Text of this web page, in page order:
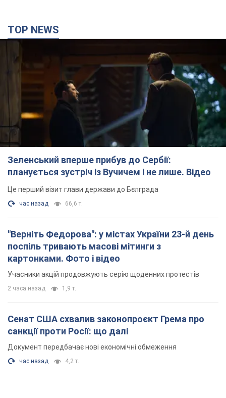
Зеленський вперше прибув до Сербії:
планується зустріч із Вучичем і не лише. Відео
Це перший візит глави держави до Бєлграда
66,6 т.
"Верніть Федорова": у містах України 23-й день
поспіль тривають масові мітинги з
картонками. Фото і відео
Учасники акцій продовжують серію щоденних протестів
2 часа назад 1,9 т.
Сенат США схвалив законопроєкт Грема про
санкції проти Росії: що далі
Документ передбачає нові економічні обмеження
час назад 4,2 т.